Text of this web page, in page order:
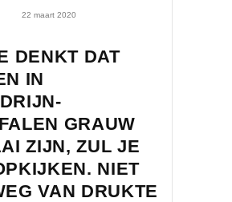
22 maart 2020
DENKT DAT
IN
GRAUW
ZIJN, ZUL JE
NIET
VAN DRUKTE